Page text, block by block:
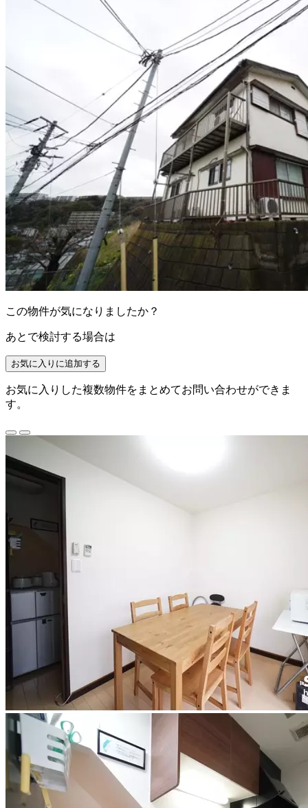
この物件が気になりましたか？
あとで検討する場合は
お気に入りに追加する
お気に入りした複数物件をまとめてお問い合わせができま
す。